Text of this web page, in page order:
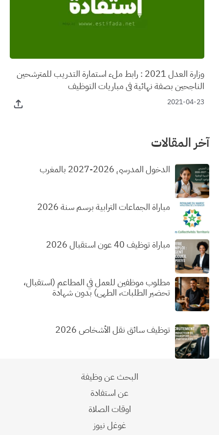
وزارة العدل 2021 : رابط ملء استمارة التدريب للمترشحين
الناجحين بصفة نهائية في مباريات التوظيف
2021-04-23
آخر المقالات
الدخول المدرسي 2026-2027 بالمغرب
مباراة الجماعات الترابية برسم سنة 2026
مباراة توظيف 40 عون استقبال 2026
مطلوب موظفين للعمل في المطاعم (استقبال،
تحضير الطلبات، الطهي) بدون شهادة
توظيف سائق نقل الأشخاص 2026
البحث عن وظيفة
عن استفادة
اوقات الصلاة
غوغل نيوز